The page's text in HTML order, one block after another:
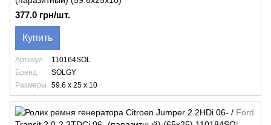
377.0 грн/шт.
Купить
Артикул
110164SOL
Бренд
SOLGY
Размеры
59.6 x 25 x 10